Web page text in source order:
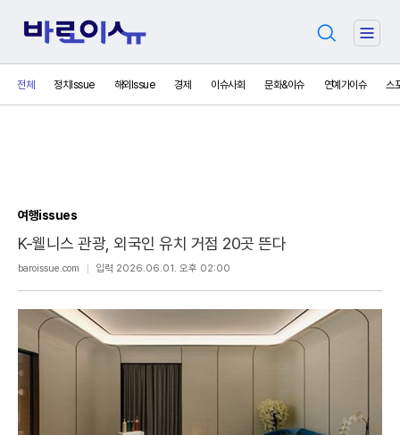
검
주
비
스
전체 정치Issue 해외Issue 경제 이슈사회 문화&이슈 연예가이슈 스
여행issues
K-웰니스 관광, 외국인 유치 거점 20곳 뜬다
baroissue.com 입력 2026.06.01. 오후 02:00
기